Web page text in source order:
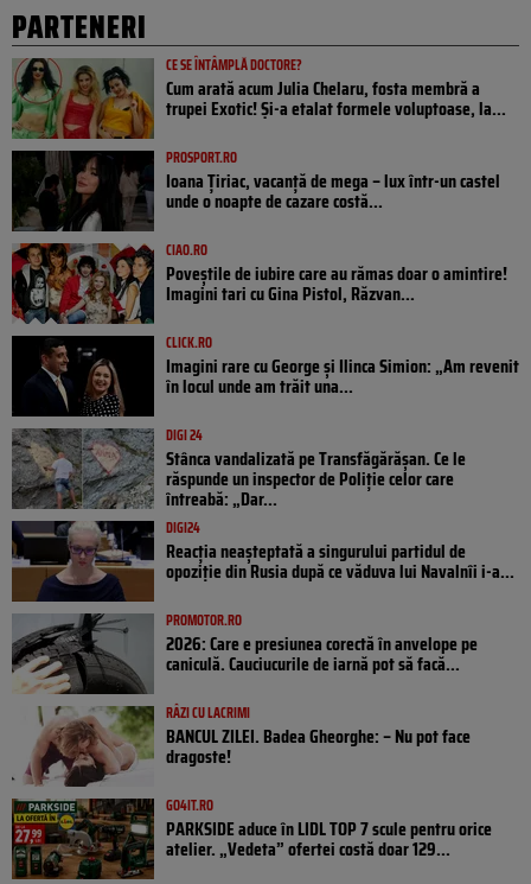
PARTENERI
CE SE ÎNTÂMPLĂ DOCTORE?
Cum arată acum Julia Chelaru, fosta membră a
trupei Exotic! Și-a etalat formele voluptoase, la...
PROSPORT.RO
Ioana Țiriac, vacanță de mega – lux într-un castel
unde o noapte de cazare costă...
CIAO.RO
Poveştile de iubire care au rămas doar o amintire!
Imagini tari cu Gina Pistol, Răzvan...
CLICK.RO
Imagini rare cu George și Ilinca Simion: „Am revenit
în locul unde am trăit una...
DIGI 24
Stânca vandalizată pe Transfăgărășan. Ce le
răspunde un inspector de Poliție celor care
întreabă: „Dar...
DIGI24
Reacția neașteptată a singurului partidul de
opoziţie din Rusia după ce văduva lui Navalnîi i-a...
PROMOTOR.RO
2026: Care e presiunea corectă în anvelope pe
caniculă. Cauciucurile de iarnă pot să facă...
RÂZI CU LACRIMI
BANCUL ZILEI. Badea Gheorghe: – Nu pot face
dragoste!
GO4IT.RO
PARKSIDE aduce în LIDL TOP 7 scule pentru orice
atelier. „Vedeta” ofertei costă doar 129...